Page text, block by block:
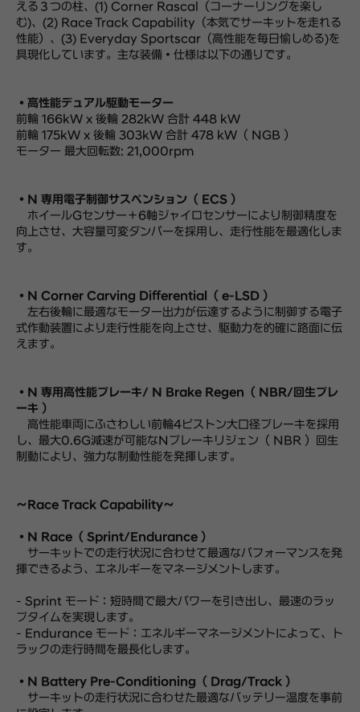
える３つの柱、(1) Corner Rascal（コーナーリングを楽し
む)、(2) Race Track Capability（本気でサーキットを走れる
性能）、(3) Everyday Sportscar（高性能を毎日愉しめる)を
具現化しています。主な装備・仕様は以下の通りです。
・高性能デュアル駆動モーター
前輪 166kW x 後輪 282kW 合計 448 kW
前輪 175kW x 後輪 303kW 合計 478 kW（ NGB ）
モーター 最大回転数: 21,000rpm
・N 専用電子制御サスペンション（ ECS ）
ホイールGセンサー＋6軸ジャイロセンサーにより制御精度を
向上させ、大容量可変ダンパーを採用し、走行性能を最適化しま
す。
・N Corner Carving Differential（ e-LSD ）
左右後輪に最適なモーター出力が伝達するように制御する電子
式作動装置により走行性能を向上させ、駆動力を的確に路面に伝
えます。
・N 専用高性能ブレーキ/ N Brake Regen（ NBR/回生ブレ
ーキ ）
高性能車両にふさわしい前輪4ピストン大口径ブレーキを採用
し、最大0.6G減速が可能なNブレーキリジェン（ NBR ）回生
制動により、強力な制動性能を発揮します。
～Race Track Capability～
・N Race（ Sprint/Endurance ）
サーキットでの走行状況に合わせて最適なパフォーマンスを発
揮できるよう、エネルギーをマネージメントします。
- Sprint モード：短時間で最大パワーを引き出し、最速のラッ
プタイムを実現します。
- Endurance モード：エネルギーマネージメントによって、ト
ラックの走行時間を最長化します。
・N Battery Pre-Conditioning（ Drag/Track ）
サーキットの走行状況に合わせた最適なバッテリー温度を事前